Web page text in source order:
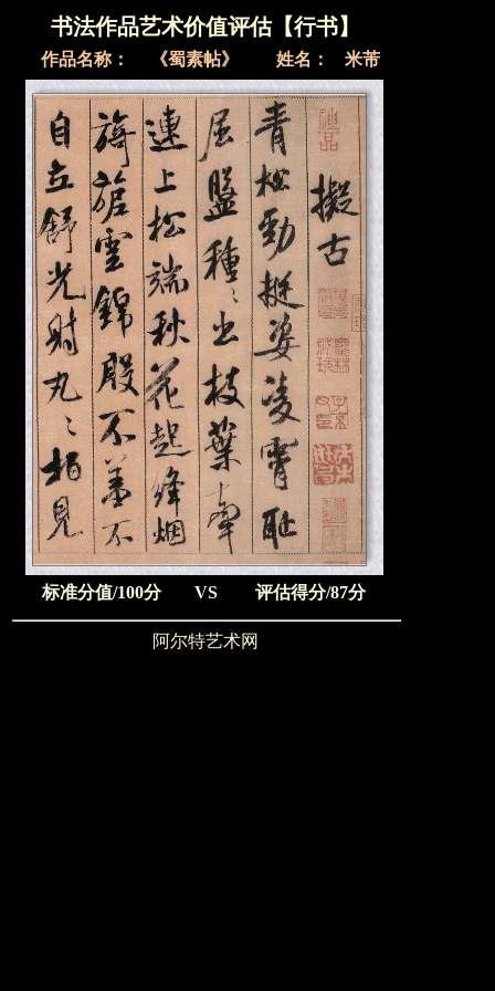
书法作品艺术价值评估【行书】
作品名称： 《蜀素帖》 姓名： 米芾
标准分值/100分 VS 评估得分/87分
阿尔特艺术网